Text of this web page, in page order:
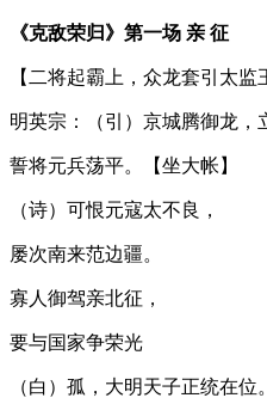
《克敌荣归》第一场 亲 征
【二将起霸上，众龙套引太监
明英宗：（引）京城腾御龙，
誓将元兵荡平。【坐大帐】
（诗）可恨元寇太不良，
屡次南来范边疆。
寡人御驾亲北征，
要与国家争荣光
（白）孤，大明天子正统在